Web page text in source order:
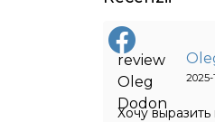
2025-
Хочу